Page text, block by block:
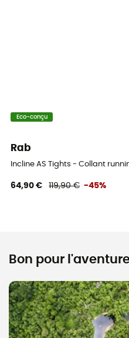
Eco-conçu
Rab
Incline AS Tights - Collant
64,90 € 119,90 € -45%
Bon pour